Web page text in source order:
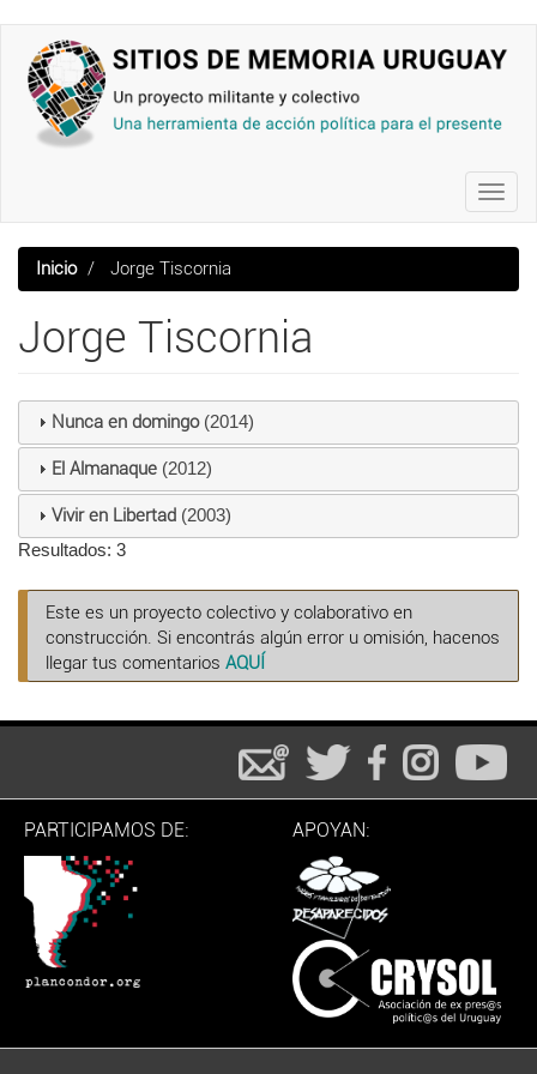
contenido
principal
Inicio Jorge Tiscornia
Jorge Tiscornia
Nunca en domingo(2014)
El Almanaque(2012)
Vivir en Libertad(2003)
Resultados: 3
Este es un proyecto colectivo y colaborativo en
construcción. Si encontrás algún error u omisión, hacenos
llegar tus comentarios AQUÍ
PARTICIPAMOS DE: APOYAN: